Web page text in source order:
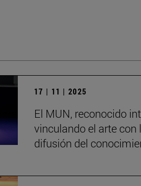
17 | 11 | 2025
El MUN, reconocido
vinculando el arte con
difusión del